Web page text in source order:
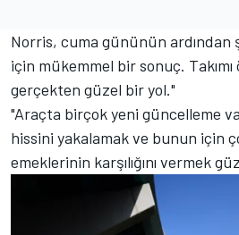
Norris, cuma gününün ardından
için mükemmel bir sonuç.
gerçekten güzel bir yol."
"Araçta birçok yeni güncelleme
hissini yakalamak ve bunun için
emeklerinin karşılığını vermek